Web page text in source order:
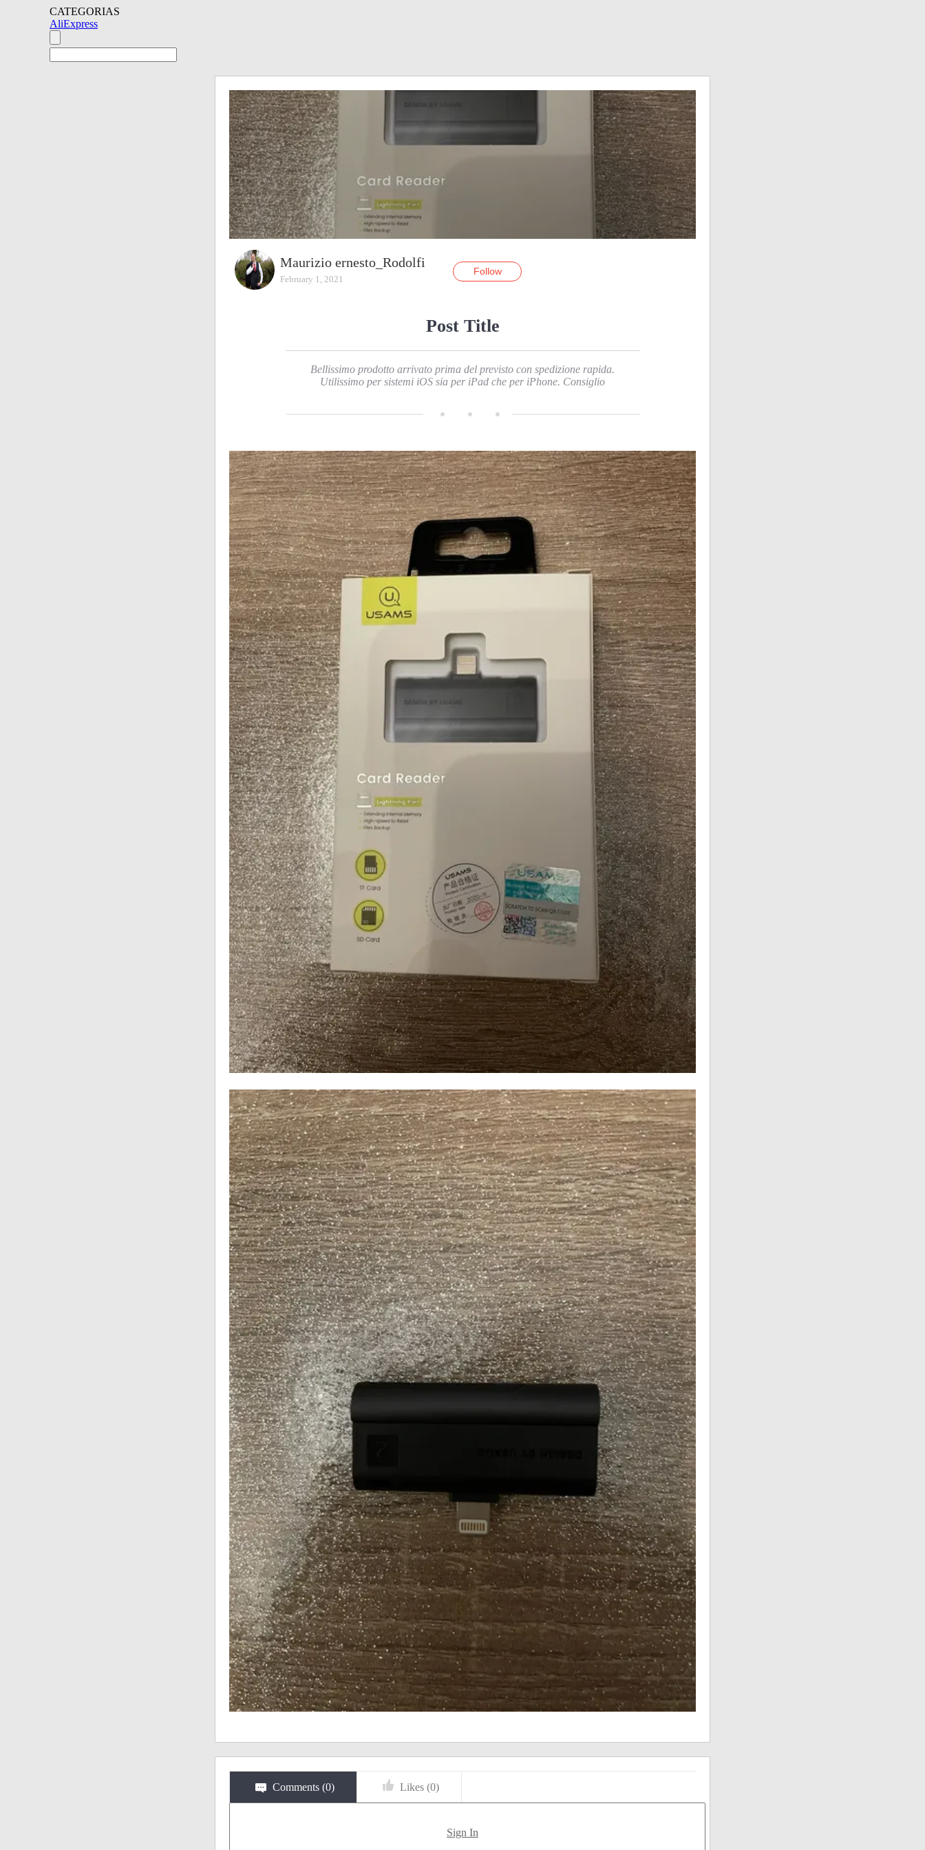
CATEGORIAS
AliExpress
Maurizio ernesto_Rodolfi
February 1, 2021
Follow
Post Title
Bellissimo prodotto arrivato prima del previsto con spedizione rapida.
Utilissimo per sistemi iOS sia per iPad che per iPhone. Consiglio
Comments (0) Likes (0)
Sign In